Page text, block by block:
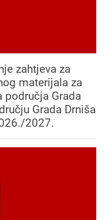
zahtjeva za
materijala za
područja Grada
Grada Drniša
2027.